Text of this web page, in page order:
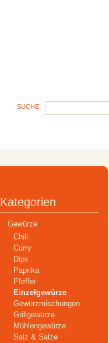
SUCHE
Kategorien
Gewürze
Chili
Curry
Dips
Paprika
Pfeffer
Einzelgewürze
Gewürzmischungen
Grillgewürze
Mühlengewürze
Salz & Salze